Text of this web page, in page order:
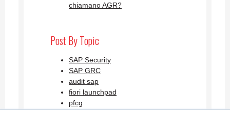
chiamano AGR?
Post By Topic
SAP Security
SAP GRC
audit sap
fiori launchpad
pfcg